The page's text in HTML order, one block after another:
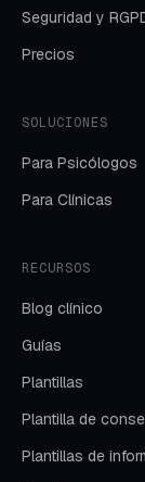
Seguridad y
Precios
SOLUCIONES
Para Psicólogos
Para Clínicas
RECURSOS
Blog clínico
Guías
Plantillas
Plantilla de
Plantillas de